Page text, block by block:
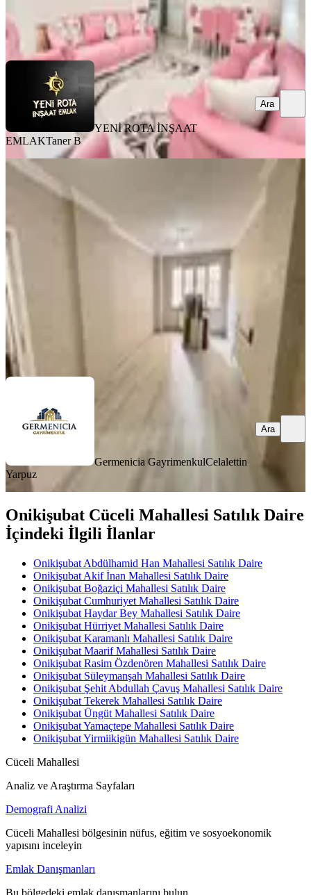
YENİ ROTA İNŞAAT EMLAK
YENİ ROTA İNŞAAT
EMLAKTaner B
Ara
MANZARALI
Onikişubat, Şehit Evliya Mahallesi
130 m²· Bodrum Kat 01.08.2026
Germenicia Gayrimenkul Celalettin Yarpuz
Ara
Germenicia GayrimenkulCelalettin
Yarpuz
Ara
Onikişubat Cüceli Mahallesi Satılık Daire
İçindeki İlgili İlanlar
Onikişubat Abdülhamid Han Mahallesi Satılık Daire
Onikişubat Akif İnan Mahallesi Satılık Daire
Onikişubat Boğaziçi Mahallesi Satılık Daire
Onikişubat Cumhuriyet Mahallesi Satılık Daire
Onikişubat Haydar Bey Mahallesi Satılık Daire
Onikişubat Hürriyet Mahallesi Satılık Daire
Onikişubat Karamanlı Mahallesi Satılık Daire
Onikişubat Maarif Mahallesi Satılık Daire
Onikişubat Rasim Özdenören Mahallesi Satılık Daire
Onikişubat Süleymanşah Mahallesi Satılık Daire
Onikişubat Şehit Abdullah Çavuş Mahallesi Satılık Daire
Onikişubat Tekerek Mahallesi Satılık Daire
Onikişubat Üngüt Mahallesi Satılık Daire
Onikişubat Yamaçtepe Mahallesi Satılık Daire
Onikişubat Yirmiikigün Mahallesi Satılık Daire
Cüceli Mahallesi
Analiz ve Araştırma Sayfaları
Demografi Analizi
Cüceli Mahallesi bölgesinin nüfus, eğitim ve sosyoekonomik
yapısını inceleyin
Emlak Danışmanları
Bu bölgedeki emlak danışmanlarını bulun